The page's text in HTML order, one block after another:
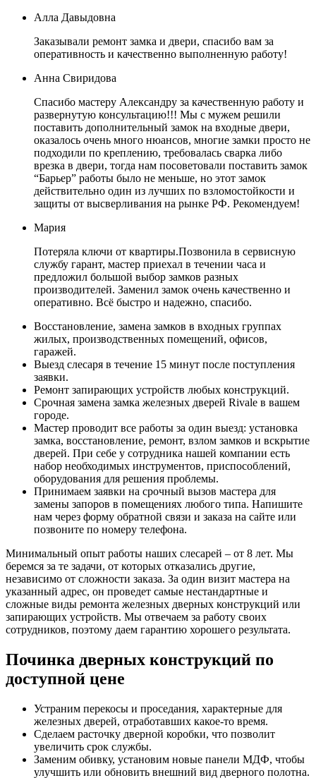
Алла Давыдовна
Заказывали ремонт замка и двери, спасибо вам за
оперативность и качественно выполненную работу!
Анна Свиридова
Спасибо мастеру Александру за качественную работу и
развернутую консультацию!!! Мы с мужем решили
поставить дополнительный замок на входные двери,
оказалось очень много нюансов, многие замки просто не
подходили по креплению, требовалась сварка либо
врезка в двери, тогда нам посоветовали поставить замок
“Барьер” работы было не меньше, но этот замок
действительно один из лучших по взломостойкости и
защиты от высверливания на рынке РФ. Рекомендуем!
Мария
Потеряла ключи от квартиры.Позвонила в сервисную
службу гарант, мастер приехал в течении часа и
предложил большой выбор замков разных
производителей. Заменил замок очень качественно и
оперативно. Всё быстро и надежно, спасибо.
Восстановление, замена замков в входных группах
жилых, производственных помещений, офисов,
гаражей.
Выезд слесаря в течение 15 минут после поступления
заявки.
Ремонт запирающих устройств любых конструкций.
Срочная замена замка железных дверей Rivale в вашем
городе.
Мастер проводит все работы за один выезд: установка
замка, восстановление, ремонт, взлом замков и вскрытие
дверей. При себе у сотрудника нашей компании есть
набор необходимых инструментов, приспособлений,
оборудования для решения проблемы.
Принимаем заявки на срочный вызов мастера для
замены запоров в помещениях любого типа. Напишите
нам через форму обратной связи и заказа на сайте или
позвоните по номеру телефона.
Минимальный опыт работы наших слесарей – от 8 лет. Мы
беремся за те задачи, от которых отказались другие,
независимо от сложности заказа. За один визит мастера на
указанный адрес, он проведет самые нестандартные и
сложные виды ремонта железных дверных конструкций или
запирающих устройств. Мы отвечаем за работу своих
сотрудников, поэтому даем гарантию хорошего результата.
Починка дверных конструкций по
доступной цене
Устраним перекосы и проседания, характерные для
железных дверей, отработавших какое-то время.
Сделаем расточку дверной коробки, что позволит
увеличить срок службы.
Заменим обивку, установим новые панели МДФ, чтобы
улучшить или обновить внешний вид дверного полотна.